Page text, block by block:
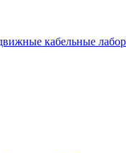
кабельные